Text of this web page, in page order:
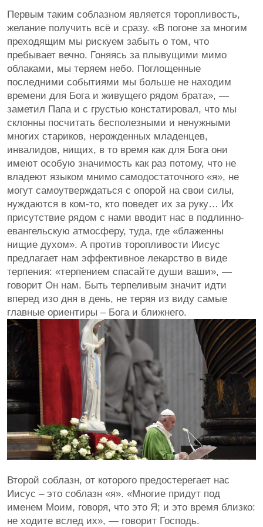
Первым таким соблазном является торопливость,
желание получить всё и сразу. «В погоне за многим
преходящим мы рискуем забыть о том, что
пребывает вечно. Гоняясь за плывущими мимо
облаками, мы теряем небо. Поглощенные
последними событиями мы больше не находим
времени для Бога и живущего рядом брата», —
заметил Папа и с грустью констатировал, что мы
склонны посчитать бесполезными и ненужными
многих стариков, нерожденных младенцев,
инвалидов, нищих, в то время как для Бога они
имеют особую значимость как раз потому, что не
владеют языком мнимо самодостаточного «я», не
могут самоутверждаться с опорой на свои силы,
нуждаются в ком-то, кто поведет их за руку… Их
присутствие рядом с нами вводит нас в подлинно-
евангельскую атмосферу, туда, где «блаженны
нищие духом». А против торопливости Иисус
предлагает нам эффективное лекарство в виде
терпения: «терпением спасайте души ваши», —
говорит Он нам. Быть терпеливым значит идти
вперед изо дня в день, не теряя из виду самые
главные ориентиры – Бога и ближнего.
Второй соблазн, от которого предостерегает нас
Иисус – это соблазн «я». «Многие придут под
именем Моим, говоря, что это Я; и это время близко:
не ходите вслед их», — говорит Господь.